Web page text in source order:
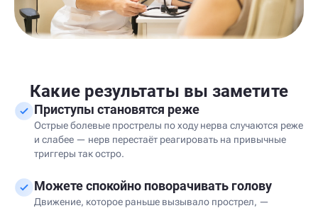
Какие результаты вы заметите
Приступы становятся реже
Острые болевые прострелы по ходу нерва случаются реже
и слабее — нерв перестаёт реагировать на привычные
триггеры так остро.
Можете спокойно поворачивать голову
Движение, которое раньше вызывало прострел, —